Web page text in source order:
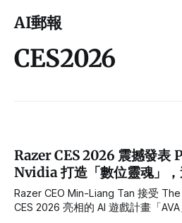
AI郵報
CES2026
Razer CES 2026 震撼發表
Nvidia 打造「數位靈魂」
Razer CEO Min-Liang Tan 接受
CES 2026 亮相的 AI 遊戲計畫「